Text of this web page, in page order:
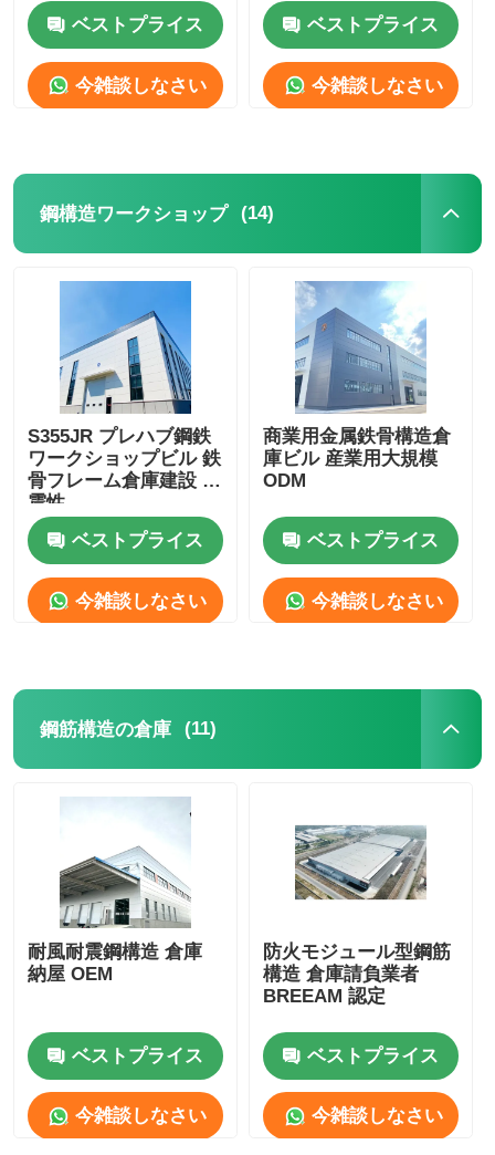
ベストプライス
今雑談しなさい
ベストプライス
今雑談しなさい
鋼構造ワークショップ (14)
S355JR プレハブ鋼鉄
ワークショップビル 鉄
骨フレーム倉庫建設 耐
震性
ベストプライス
今雑談しなさい
商業用金属鉄骨構造倉
庫ビル 産業用大規模
ODM
ベストプライス
今雑談しなさい
鋼筋構造の倉庫 (11)
耐風耐震鋼構造 倉庫
納屋 OEM
ベストプライス
今雑談しなさい
防火モジュール型鋼筋
構造 倉庫請負業者
BREEAM 認定
ベストプライス
今雑談しなさい